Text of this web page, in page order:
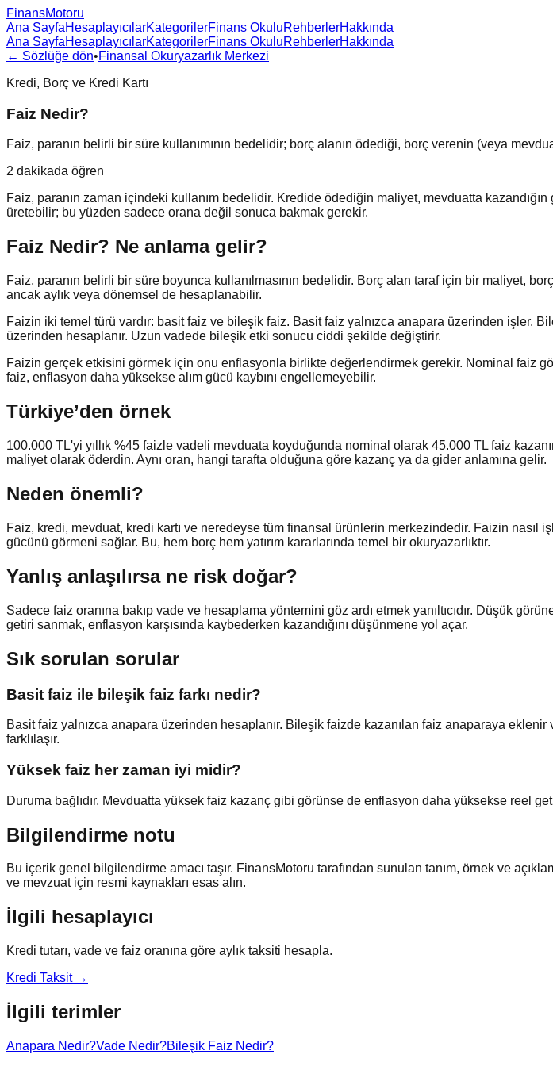
FinansMotoru
Ana SayfaHesaplayıcılarKategorilerFinans OkuluRehberlerHakkında
Ana SayfaHesaplayıcılarKategorilerFinans OkuluRehberlerHakkında
← Sözlüğe dön•Finansal Okuryazarlık Merkezi
Kredi, Borç ve Kredi Kartı
Faiz Nedir?
Faiz, paranın belirli bir süre kullanımının bedelidir; borç alanın ödediği, borç verenin (veya
2 dakikada öğren
Faiz, paranın zaman içindeki kullanım bedelidir. Kredide ödediğin maliyet, mevduatta
üretebilir; bu yüzden sadece orana değil sonuca bakmak gerekir.
Faiz Nedir? Ne anlama gelir?
Faiz, paranın belirli bir süre boyunca kullanılmasının bedelidir. Borç alan taraf için bir maliyet,
ancak aylık veya dönemsel de hesaplanabilir.
Faizin iki temel türü vardır: basit faiz ve bileşik faiz. Basit faiz yalnızca anapara üzerinden işler.
üzerinden hesaplanır. Uzun vadede bileşik etki sonucu ciddi şekilde değiştirir.
Faizin gerçek etkisini görmek için onu enflasyonla birlikte değerlendirmek gerekir. Nominal faiz
faiz, enflasyon daha yüksekse alım gücü kaybını engellemeyebilir.
Türkiye’den örnek
100.000 TL'yi yıllık %45 faizle vadeli mevduata koyduğunda nominal olarak 45.000 TL faiz
maliyet olarak öderdin. Aynı oran, hangi tarafta olduğuna göre kazanç ya da gider anlamına gelir.
Neden önemli?
Faiz, kredi, mevduat, kredi kartı ve neredeyse tüm finansal ürünlerin merkezindedir. Faizin
gücünü görmeni sağlar. Bu, hem borç hem yatırım kararlarında temel bir okuryazarlıktır.
Yanlış anlaşılırsa ne risk doğar?
Sadece faiz oranına bakıp vade ve hesaplama yöntemini göz ardı etmek yanıltıcıdır. Düşük
getiri sanmak, enflasyon karşısında kaybederken kazandığını düşünmene yol açar.
Sık sorulan sorular
Basit faiz ile bileşik faiz farkı nedir?
Basit faiz yalnızca anapara üzerinden hesaplanır. Bileşik faizde kazanılan faiz anaparaya
farklılaşır.
Yüksek faiz her zaman iyi midir?
Duruma bağlıdır. Mevduatta yüksek faiz kazanç gibi görünse de enflasyon daha yüksekse reel
Bilgilendirme notu
Bu içerik genel bilgilendirme amacı taşır. FinansMotoru tarafından sunulan tanım, örnek ve
ve mevzuat için resmi kaynakları esas alın.
İlgili hesaplayıcı
Kredi tutarı, vade ve faiz oranına göre aylık taksiti hesapla.
Kredi Taksit→
İlgili terimler
Anapara Nedir?Vade Nedir?Bileşik Faiz Nedir?